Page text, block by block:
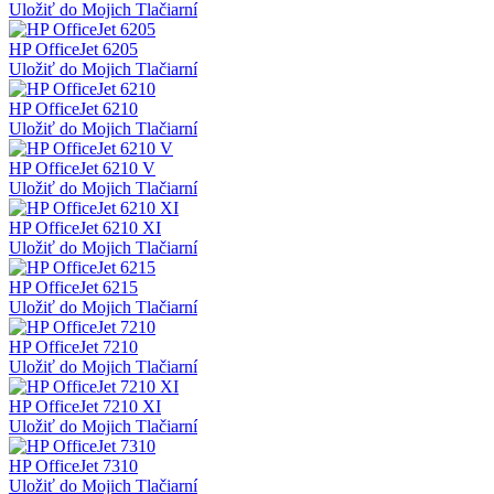
Uložiť do Mojich Tlačiarní
HP OfficeJet 6205
Uložiť do Mojich Tlačiarní
HP OfficeJet 6210
Uložiť do Mojich Tlačiarní
HP OfficeJet 6210 V
Uložiť do Mojich Tlačiarní
HP OfficeJet 6210 XI
Uložiť do Mojich Tlačiarní
HP OfficeJet 6215
Uložiť do Mojich Tlačiarní
HP OfficeJet 7210
Uložiť do Mojich Tlačiarní
HP OfficeJet 7210 XI
Uložiť do Mojich Tlačiarní
HP OfficeJet 7310
Uložiť do Mojich Tlačiarní